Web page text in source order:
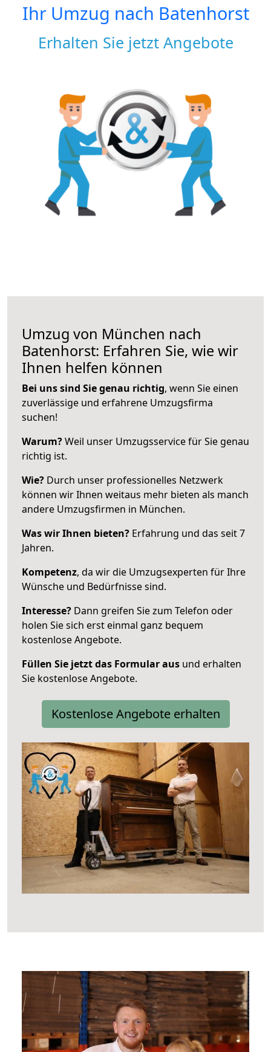
Ihr Umzug nach Batenhorst
Erhalten Sie jetzt Angebote
Umzug von München nach
Batenhorst: Erfahren Sie, wie wir
Ihnen helfen können
Bei uns sind Sie genau richtig, wenn Sie einen
zuverlässige und erfahrene Umzugsfirma
suchen!
Warum?Weil unser Umzugsservice für Sie genau
richtig ist.
Wie? Durch unser professionelles Netzwerk
können wir Ihnen weitaus mehr bieten als manch
andere Umzugsfirmen in München.
Was wir Ihnen bieten? Erfahrung und das seit 7
Jahren.
Kompetenz, da wir die Umzugsexperten für Ihre
Wünsche und Bedürfnisse sind.
Interesse? Dann greifen Sie zum Telefon oder
holen Sie sich erst einmal ganz bequem
kostenlose Angebote.
Füllen Sie jetzt das Formular aus und erhalten
Sie kostenlose Angebote.
Kostenlose Angebote erhalten